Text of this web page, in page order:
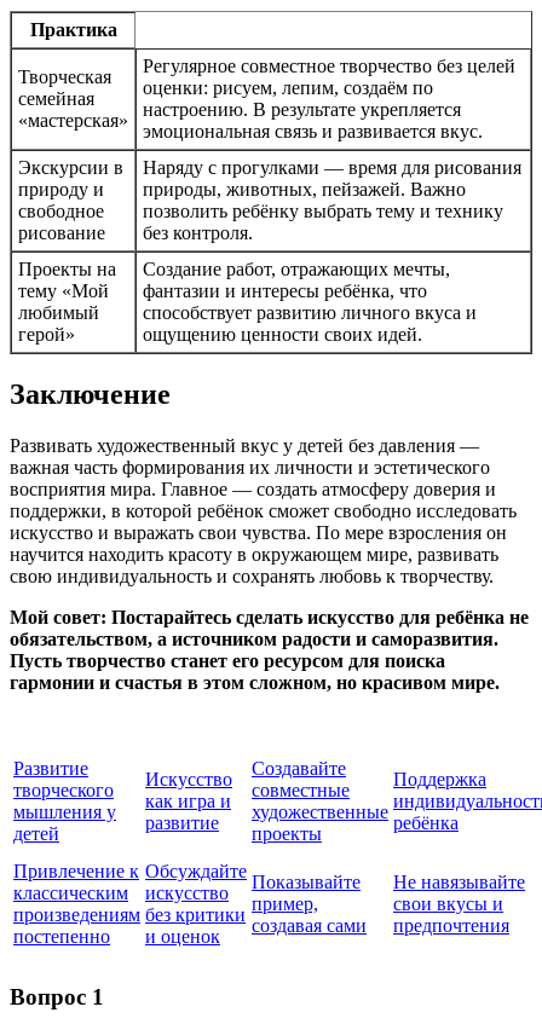
Практика
Творческая
семейная
«мастерская»
Регулярное совместное творчество без целей
оценки: рисуем, лепим, создаём по
настроению. В результате укрепляется
эмоциональная связь и развивается вкус.
Экскурсии в
природу и
свободное
рисование
Наряду с прогулками — время для рисования
природы, животных, пейзажей. Важно
позволить ребёнку выбрать тему и технику
без контроля.
Проекты на
тему «Мой
любимый
герой»
Создание работ, отражающих мечты,
фантазии и интересы ребёнка, что
способствует развитию личного вкуса и
ощущению ценности своих идей.
Заключение
Развивать художественный вкус у детей без давления —
важная часть формирования их личности и эстетического
восприятия мира. Главное — создать атмосферу доверия и
поддержки, в которой ребёнок сможет свободно исследовать
искусство и выражать свои чувства. По мере взросления он
научится находить красоту в окружающем мире, развивать
свою индивидуальность и сохранять любовь к творчеству.
Мой совет: Постарайтесь сделать искусство для ребёнка не
обязательством, а источником радости и саморазвития.
Пусть творчество станет его ресурсом для поиска
гармонии и счастья в этом сложном, но красивом мире.
Развитие
творческого
мышления у
детей
Искусство
как игра и
развитие
Создавайте
совместные
художественные
проекты
Поддержка
ребёнка
Привлечение к
классическим
произведениям
постепенно
Обсуждайте
искусство
без критики
и оценок
Показывайте
пример,
создавая сами
Не навязывайте
свои вкусы и
предпочтения
Вопрос 1